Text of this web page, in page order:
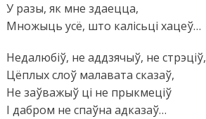
У разы, як мне здаецца,
Множыць усё, што калісьці хацеў…
Недалюбіў, не аддзячыў, не стрэціў,
Цёплых слоў малавата сказаў,
Не заўважыў ці не прыкмеціў
І дабром не спаўна адказаў…